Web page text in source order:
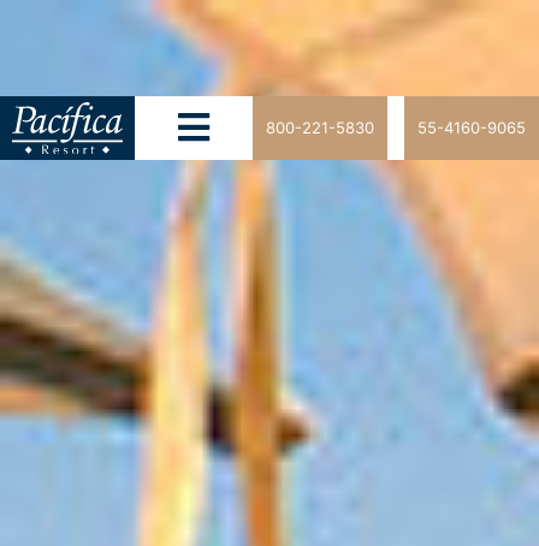
800-221-5830 55-4160-9065